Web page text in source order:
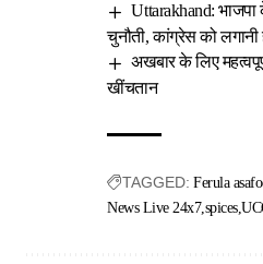
Uttarakhand: भाजपा
चुनौती, कांग्रेस को लगानी
अखबार के लिए
खींचतान
TAGGED: Ferula
News Live 24x7 spices